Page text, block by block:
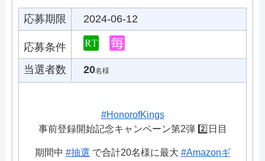
応募期限 2024-06-12
応募条件
当選者数
20名様
#HonorofKings
事前登録開始記念キャンペーン第2弾 2️⃣日目
期間中 #抽選 で合計20名様に最大 #Amazonギ